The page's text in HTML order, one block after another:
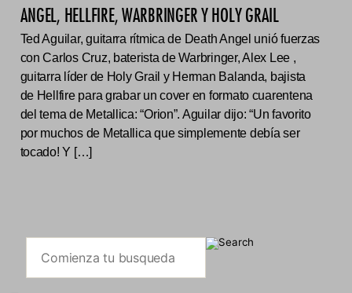
ANGEL, HELLFIRE, WARBRINGER Y HOLY GRAIL
Ted Aguilar, guitarra rítmica de Death Angel unió fuerzas
con Carlos Cruz, baterista de Warbringer, Alex Lee ,
guitarra líder de Holy Grail y Herman Balanda, bajista
de Hellfire para grabar un cover en formato cuarentena
del tema de Metallica: “Orion”. Aguilar dijo: “Un favorito
por muchos de Metallica que simplemente debía ser
tocado! Y […]